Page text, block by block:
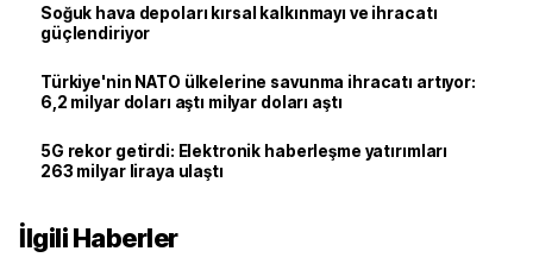
Soğuk hava depoları kırsal kalkınmayı ve ihracatı
güçlendiriyor
Türkiye'nin NATO ülkelerine savunma ihracatı artıyor:
6,2 milyar doları aştı milyar doları aştı
5G rekor getirdi: Elektronik haberleşme yatırımları
263 milyar liraya ulaştı
İlgili Haberler